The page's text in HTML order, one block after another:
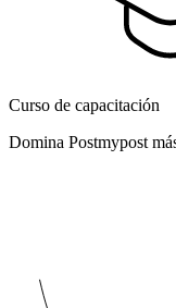
Curso de capacitación
Domina Postmypost